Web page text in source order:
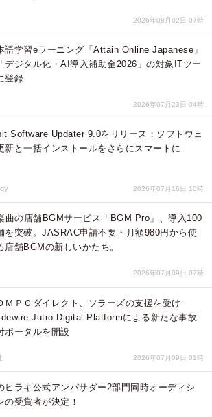
2026年08月02日 07時
語学習eラーニング「Attain Online Japanese」
デジタル化・AI導入補助金2026」の対象ITツー
登録
2026年07月23日 04時
Software Updater 9.0をリリース：ソフトウェ
新と一括インストールをさらにスマートに
2026年07月16日 10時
曲の店舗BGMサービス「BGM Pro」、導入100
を突破。JASRAC申請不要・月額980円から使
店舗BGMの新しいかたち。
2026年07月09日 07時
ＭＰＯダイレクト、ソラーズの支援を受け
Jutro Digital Platformによる新たな事故
ポータルを開設
2026年07月09日 01時
ヒラキ公式アンバサダー2部門同時オーディシ
の受賞者が決定！